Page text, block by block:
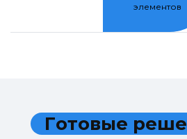
элементов
Готовые реше